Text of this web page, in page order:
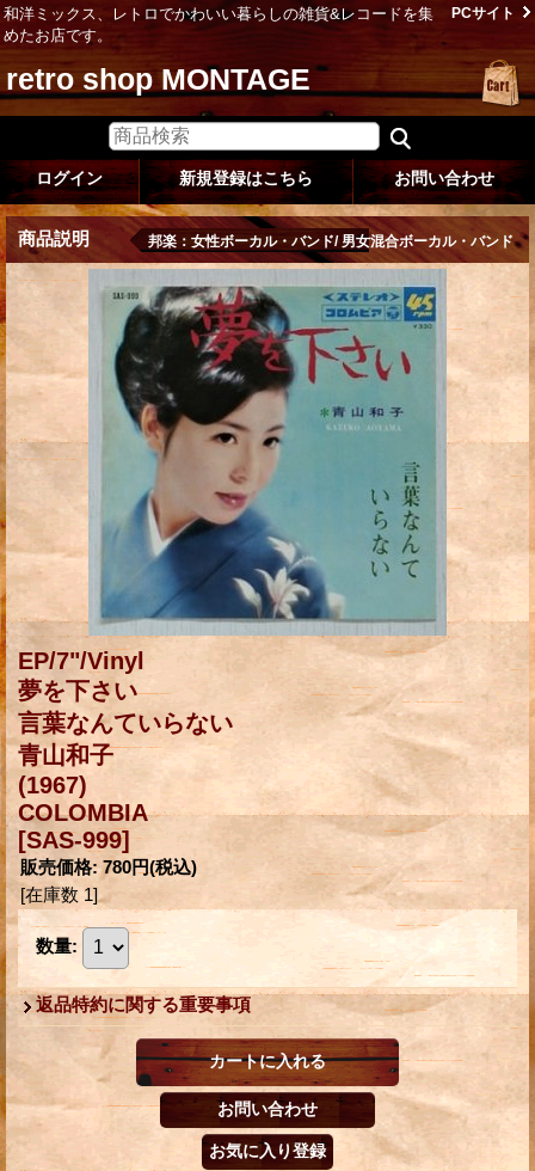
和洋ミックス、レトロでかわいい暮らしの雑貨&レコードを集
めたお店です。
PCサイト
retro shop MONTAGE
ログイン 新規登録はこちら お問い合わせ
商品説明 邦楽：女性ボーカル・バンド/ 男女混合ボーカル・バンド
EP/7"/Vinyl
夢を下さい
言葉なんていらない
青山和子
(1967)
COLOMBIA
[SAS-999]
販売価格: 780円(税込)
[在庫数 1]
数量:
返品特約に関する重要事項